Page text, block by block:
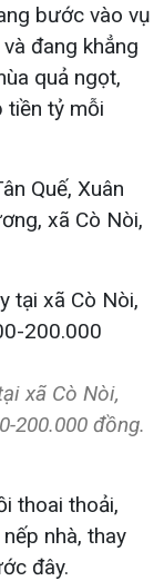
bước vào vụ
đang khẳng
quả ngọt,
tiền tỷ mỗi
Quế, Xuân
xã Cò Nòi,
xã Cò Nòi,
200.000 đồng.
thoai thoải,
nhà, thay
đây.